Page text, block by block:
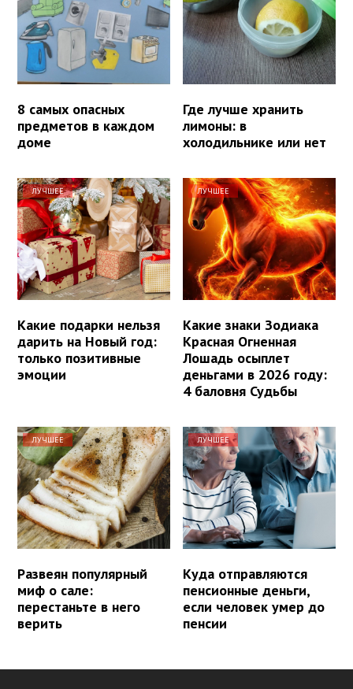
8 самых опасных
предметов в каждом
доме
Где лучше хранить
лимоны: в
холодильнике или нет
ЛУЧШЕЕ
Какие подарки нельзя
дарить на Новый год:
только позитивные
эмоции
ЛУЧШЕЕ
Какие знаки Зодиака
Красная Огненная
Лошадь осыплет
деньгами в 2026 году:
4 баловня Судьбы
ЛУЧШЕЕ
Развеян популярный
миф о сале:
перестаньте в него
верить
ЛУЧШЕЕ
Куда отправляются
пенсионные деньги,
если человек умер до
пенсии